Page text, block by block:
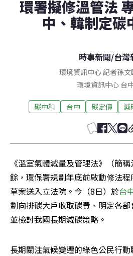
環署擬修溫管法
中、韓制定碳
時事新聞/台灣
環境資訊中心 記者孫
環境資訊中心 台
碳中和 台中 碳定價 減
《溫室氣體減量及管理法》（簡
餘，環保署規劃年底前啟動修法
草案送入立法院。今（8日）於台
劃向排碳大戶收取碳費、明定各部
並檢討我國長期減碳策略。
長期關注氣候變遷的綠色公民行